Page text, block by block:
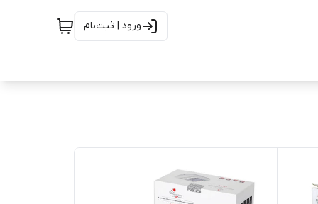
ورود | ثبت‌نام